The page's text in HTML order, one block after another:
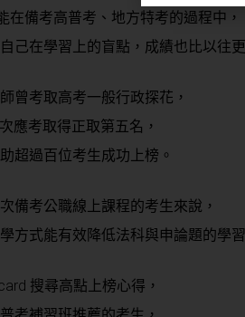
在備考高普考、地方特考的過程中，
己在學習上的盲點，成績也比以往更
曾考取高考一般行政探花，
應考取得正取第五名，
超過百位考生成功上榜。
備考公職線上課程的考生來說，
方式能有效降低法科與申論題的學習
搜尋高點上榜心得，